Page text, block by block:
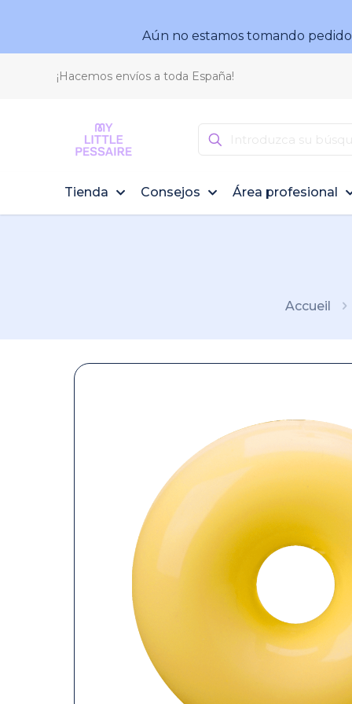
Aún no estamos tomando
¡Hacemos envíos a toda España!
Tienda Consejos Área profesional
Accueil